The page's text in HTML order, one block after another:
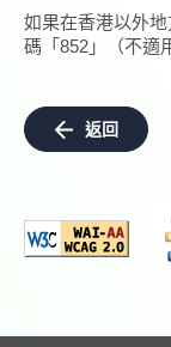
如果在香港以外
碼「852」（不適
返回